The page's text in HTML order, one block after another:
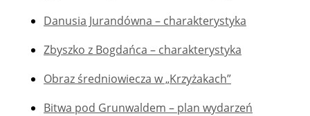
Danusia Jurandówna – charakterystyka
Zbyszko z Bogdańca – charakterystyka
Obraz średniowiecza w „Krzyżakach”
Bitwa pod Grunwaldem – plan wydarzeń